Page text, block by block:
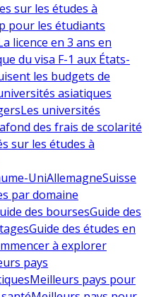
sur les études à
pour les étudiants
licence en 3 ans en
du visa F-1 aux États-
les budgets de
asiatiques
Les universités
des frais de scolarité
sur les études à
UniAllemagneSuisse
par domaine
des boursesGuide des
Guide des études en
à explorer
pays
Meilleurs pays pour